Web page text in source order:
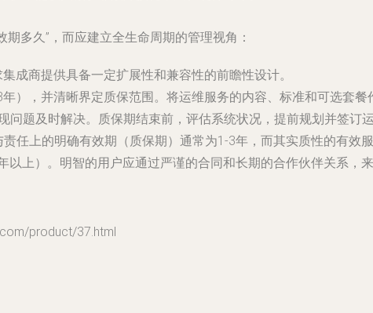
多久”，而应建立全生命周期的管理视角：
成商提供具备一定扩展性和兼容性的前瞻性设计。
），并清晰界定质保范围。将运维服务的内容、标准和可选套餐
问题及时解决。质保期结束前，评估系统状况，提前规划并签订
任上的明确有效期（质保期）通常为1-3年，而其实质性的有效
上）。明智的用户应通过严谨的合同和长期的合作伙伴关系，
product/37.html